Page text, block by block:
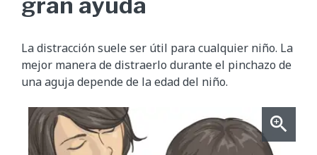
La distracción suele ser útil para cualquier niño. La
mejor manera de distraerlo durante el pinchazo de
una aguja depende de la edad del niño.